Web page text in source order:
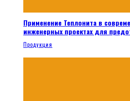
Применение Теплонита в
инженерных проектах для
Продукция